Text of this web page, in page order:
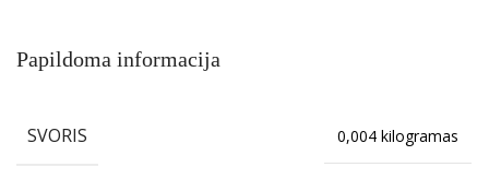
Papildoma informacija
SVORIS 0,004 kilogramas